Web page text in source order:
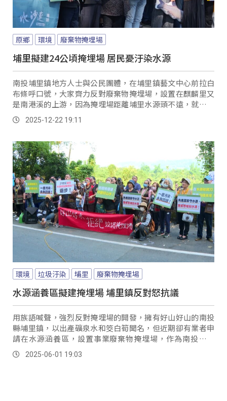
原鄉 環境 廢棄物掩埋場
埔里擬建24公頃掩埋場 居民憂汙染水源
南投埔里鎮地方人士與公民團體，在埔里鎮藝文中心前拉白
布條呼口號，大家齊力反對廢棄物掩埋場，設置在麒麟里又
是南港溪的上游，因為掩埋場距離埔里水源頭不遠，就怕萬
一有狀況，整個水源恐遭受汙染。
2025-12-22 19:11
環境 垃圾汙染 埔里 廢棄物掩埋場
水源涵養區擬建掩埋場 埔里鎮反對怒抗議
用族語喊聲，強烈反對掩埋場的開發，擁有好山好山的南投
縣埔里鎮，以出產礦泉水和筊白筍聞名，但近期卻有業者申
請在水源涵養區，設置事業廢棄物掩埋場，作為南投縣議
員，同時也是反對埔里興建廢棄物掩埋場自救會長的蘇昱誠
表示，業者早在去年3月就送案申請，若通過，埔里所有的好
2025-06-01 19:03